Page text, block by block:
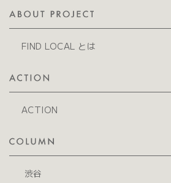
FIND LOCAL とは
ACTION
渋谷